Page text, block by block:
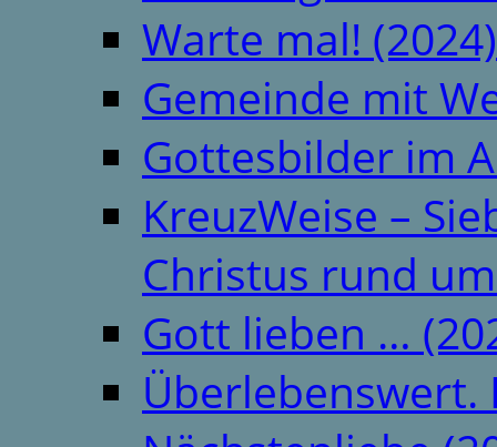
Warte mal! (2024)
Gemeinde mit
Gottesbilder im
KreuzWeise –
Christus rund
Gott lieben …
Überlebenswert.